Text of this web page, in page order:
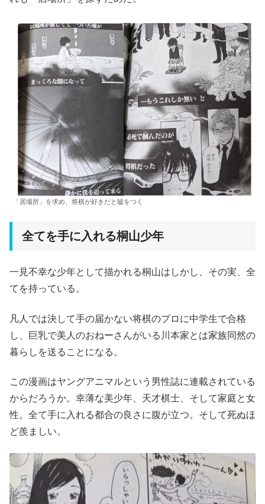
「居場所」を求め、将棋が好きだと嘘をつく
全てを手に入れる桐山少年
一見不幸な少年として描かれる桐山はしかし、その実、全
てを持っている。
凡人では決して手の届かない将棋のプロに中学生で合格
し、巨乳で美人のおねーさんがいる川本家とは家族同然の
暮らしを送ることになる。
この漫画はヤングアニマルという男性誌に連載されている
からだろうか。幸薄な美少年、天才棋士、そして家庭と女
性。全て手に入れる都合の良さに腹が立つ。そして死ぬほ
ど羨ましい。